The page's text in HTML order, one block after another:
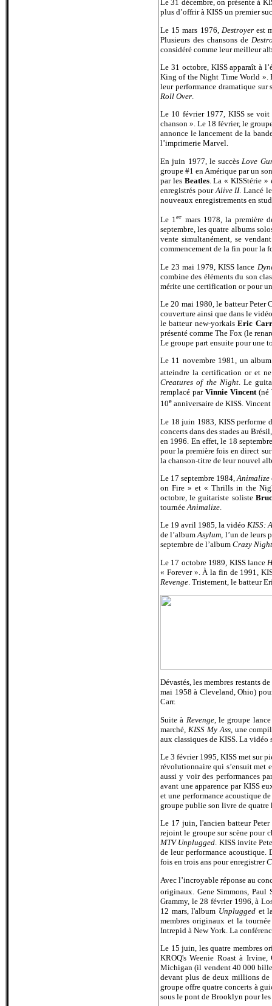
Le 31 décembre, on présente à
plus d’offrir à KISS un premier
Le 15 mars 1976, Destroyerest
Plusieurs des chansons de
considéré comme leur meilleur
Le 31 octobre, KISS apparaît à
King of the Night Time World ».
leur performance dramatique
Roll Over.
Le 10 février 1977, KISS se
chanson ». Le 18 février, le
annonce le lancement de la
l’imprimerie Marvel.
En juin 1977, le succès Love
groupe #1 en Amérique par un
par les Beatles. La « KISStérie »
enregistrés pour Alive II. Lancé
nouveaux enregistrements en
Le 1er mars 1978, la première
septembre, les quatre albums
vente simultanément, se
commencement de la fin pour la
Le 23 mai 1979, KISS lance
combine des éléments du son
mérite une certification or pour
Le 20 mai 1980, le batteur Peter
couverture ainsi que dans le
le batteur new-yorkaisEric Carr
présenté comme The Fox (le
Le groupe part ensuite pour une
Le 11 novembre 1981, un
atteindre la certification or et ne
Creatures of the Night. Le
remplacé parVinnie Vincent (né
10e anniversaire de KISS.
Le 18 juin 1983, KISS performe
concerts dans des stades au
en 1996. En effet, le 18
pour la première fois en direct
la chanson-titre de leur nouvel
Le 17 septembre 1984,Animalize
on Fire » et « Thrills in the
octobre, le guitariste soliste
tournée Animalize
Le 19 avril 1985, la vidéoKISS:
de l’albumAsylum, l’un de leurs
septembre de l’album Crazy
Le 17 octobre 1989, KISS lance
« Forever ». À la fin de 1991,
Revenge . Tristement, le batteur
Dévastés, les membres restants
mai 1958 à Cleveland, Ohio)
Carr.
Suite à Revenge, le groupe
marché, KISS My Ass, une
aux classiques de KISS. La vidéo
Le 3 février 1995, KISS met sur
révolutionnaire qui s’ensuit met
aussi y voir des performances
avant une apparence par KISS
et une performance acoustique
groupe publie son livre de
Le 17 juin, l'ancien batteur
rejoint le groupe sur scène pour
MTV Unplugged. KISS invite
de leur performance
fois en trois ans pour enregistrer
Avec l’incroyable réponse au
originaux. Gene Simmons, Paul
Grammy, le 28 février 1996, à
12 mars, l'album Unplugged et
membres originaux et la
Intrepid à New York. La
Le 15 juin, les quatre membres
KROQ's Weenie Roast à
Michigan (il vendent 40 000
devant plus de deux millions de
groupe offre quatre concerts à
sous le pont de Brooklyn pour